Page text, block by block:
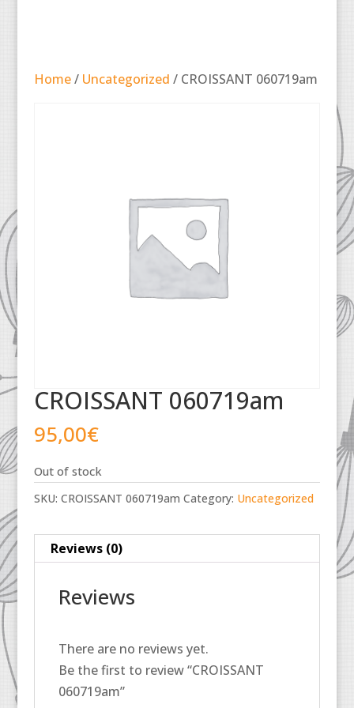
Home/ Uncategorized / CROISSANT 060719am
CROISSANT 060719am
95,00€
Out of stock
SKU: CROISSANT 060719am Category: Uncategorized
Reviews (0)
Reviews
There are no reviews yet.
Be the first to review “CROISSANT
060719am”